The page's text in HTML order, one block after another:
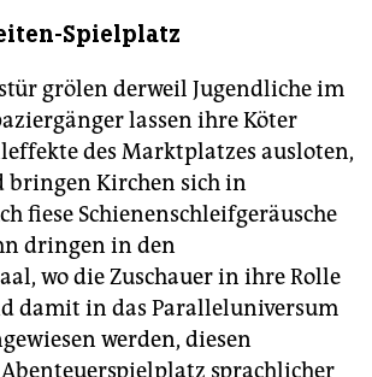
Spielplatz
grölen derweil Jugendliche im
lassen ihre Köter
des Marktplatzes ausloten,
bringen Kirchen sich in
fiese Schienenschleifgeräusche
dringen in den
wo die Zuschauer in ihre Rolle
damit in das Paralleluniversum
werden, diesen
sprachlicher